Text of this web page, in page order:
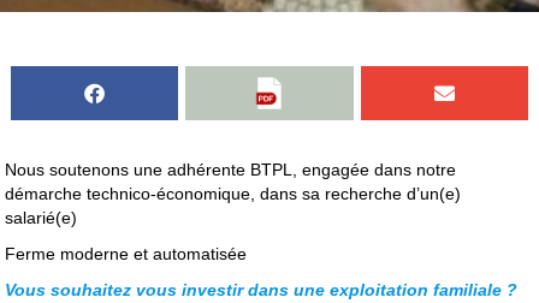
Nous soutenons une adhérente BTPL, engagée dans notre
démarche technico-économique, dans sa recherche d’un(e)
salarié(e)
Ferme moderne et automatisée
Vous souhaitez vous investir dans une exploitation familiale ?